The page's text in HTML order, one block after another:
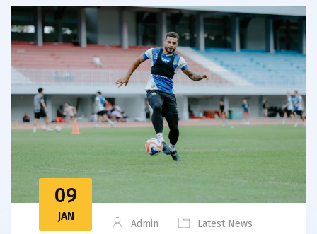
09
JAN
Admin Latest News